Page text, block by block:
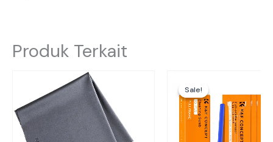
Produk Terkait
Sale!
Sale!
adalah: